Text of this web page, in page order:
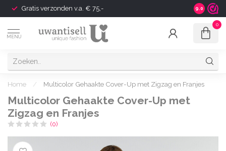
Gratis verzonden v.a. € 75,- Shipping
9.0
MENU
0
Home / Multicolor Gehaakte Cover-Up met Zigzag en Franjes
Multicolor Gehaakte Cover-Up met
Zigzag en Franjes
(0)